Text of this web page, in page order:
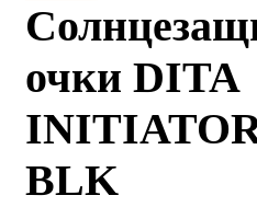
очки DITA
BLK